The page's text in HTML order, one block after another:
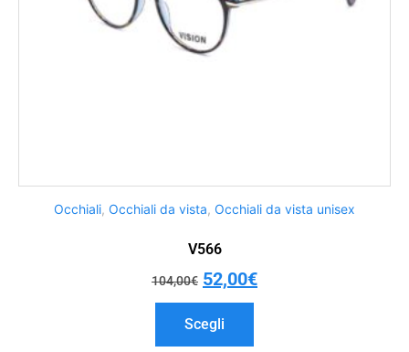
Occhiali, Occhiali da vista, Occhiali da vista unisex
V566
104,00€ 52,00€
Scegli